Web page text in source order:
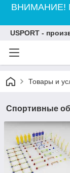
ВНИМАНИЕ!
USPORT -
Товары и
Спортивные